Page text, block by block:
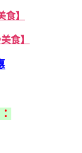
食】
食】